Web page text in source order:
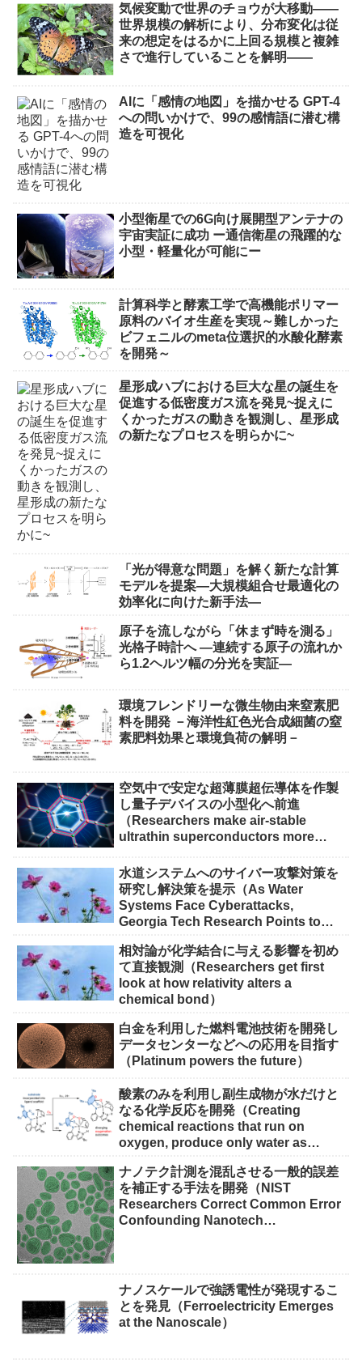
気候変動で世界のチョウが大移動――
世界規模の解析により、分布変化は従
来の想定をはるかに上回る規模と複雑
さで進行していることを解明――
AIに「感情の地図」を描かせる GPT-4
への問いかけで、99の感情語に潜む構
造を可視化
小型衛星での6G向け展開型アンテナの
宇宙実証に成功 ー通信衛星の飛躍的な
小型・軽量化が可能にー
計算科学と酵素工学で高機能ポリマー
原料のバイオ生産を実現～難しかった
ビフェニルのmeta位選択的水酸化酵素
を開発～
星形成ハブにおける巨大な星の誕生を
促進する低密度ガス流を発見~捉えに
くかったガスの動きを観測し、星形成
の新たなプロセスを明らかに~
「光が得意な問題」を解く新たな計算
モデルを提案―大規模組合せ最適化の
効率化に向けた新手法―
原子を流しながら「休まず時を測る」
光格子時計へ ―連続する原子の流れか
ら1.2ヘルツ幅の分光を実証―
環境フレンドリーな微生物由来窒素肥
料を開発 －海洋性紅色光合成細菌の窒
素肥料効果と環境負荷の解明－
空気中で安定な超薄膜超伝導体を作製
し量子デバイスの小型化へ前進
（Researchers make air-stable
ultrathin superconductors more
水道システムへのサイバー攻撃対策を
研究し解決策を提示（As Water
Systems Face Cyberattacks,
Georgia Tech Research Points to
相対論が化学結合に与える影響を初め
て直接観測（Researchers get first
look at how relativity alters a
chemical bond）
白金を利用した燃料電池技術を開発し
データセンターなどへの応用を目指す
（Platinum powers the future）
酸素のみを利用し副生成物が水だけと
なる化学反応を開発（Creating
chemical reactions that run on
oxygen, produce only water as
ナノテク計測を混乱させる一般的誤差
を補正する手法を開発（NIST
Researchers Correct Common Error
Confounding Nanotech
ナノスケールで強誘電性が発現するこ
とを発見（Ferroelectricity Emerges
at the Nanoscale）